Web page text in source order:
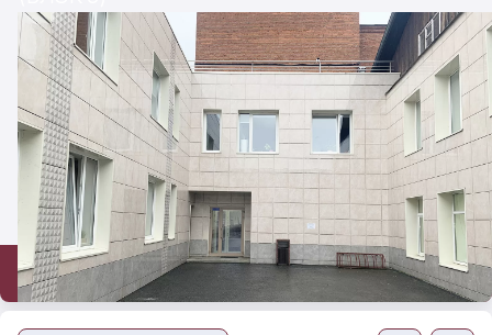
Описание Галерея Характеристики